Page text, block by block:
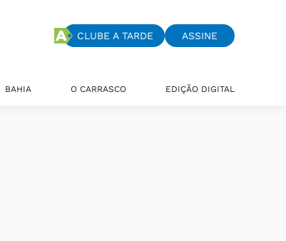
CLUBE A TARDE ASSINE
BAHIA O CARRASCO EDIÇÃO DIGITAL